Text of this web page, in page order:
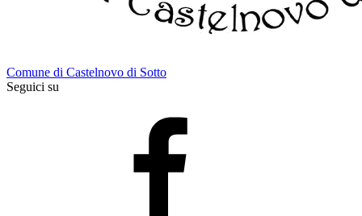
Comune di Castelnovo di Sotto
Seguici su